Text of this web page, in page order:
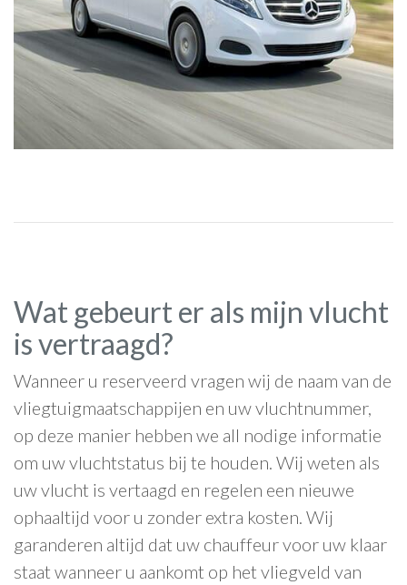
Wat gebeurt er als mijn vlucht
is vertraagd?
Wanneer u reserveerd vragen wij de naam van de
vliegtuigmaatschappijen en uw vluchtnummer,
op deze manier hebben we all nodige informatie
om uw vluchtstatus bij te houden. Wij weten als
uw vlucht is vertaagd en regelen een nieuwe
ophaaltijd voor u zonder extra kosten. Wij
garanderen altijd dat uw chauffeur voor uw klaar
staat wanneer u aankomt op het vliegveld van